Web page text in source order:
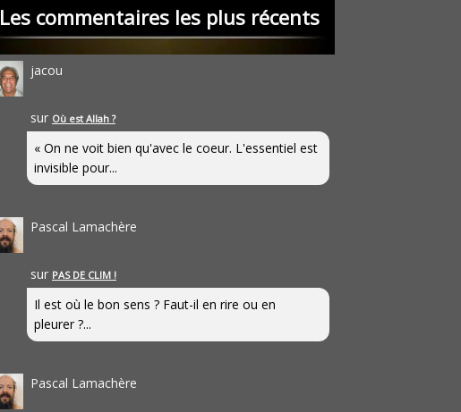
Les commentaires les plus récents
jacou
sur Où est Allah ?
« On ne voit bien qu'avec le coeur. L'essentiel est
invisible pour...
Pascal Lamachère
sur PAS DE CLIM !
Il est où le bon sens ? Faut-il en rire ou en
pleurer ?...
Pascal Lamachère